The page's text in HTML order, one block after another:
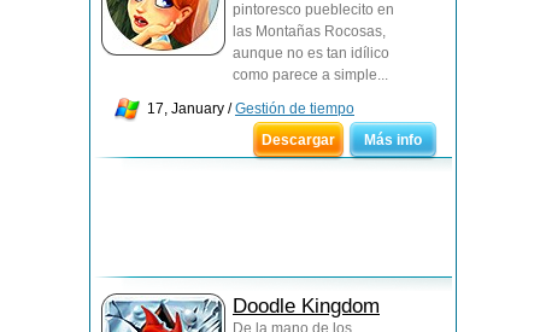
pintoresco pueblecito en
las Montañas Rocosas,
aunque no es tan idílico
como parece a simple...
17, January /Gestión de tiempo
Descargar
Más info
Doodle Kingdom
De la mano de los